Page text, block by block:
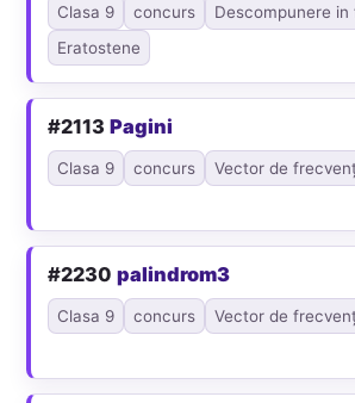
Clasa 9 concurs
Descompunere
Eratostene
#2113Pagini
Clasa 9 concurs Vector de
#2230palindrom3
Clasa 9 concurs Vector de